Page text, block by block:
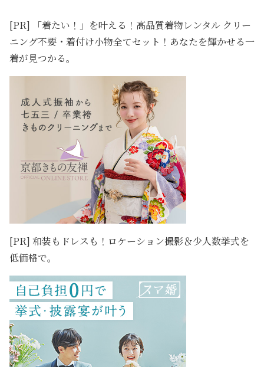
[PR] 「着たい！」を叶える！高品質着物レンタル クリー
ニング不要・着付け小物全てセット！あなたを輝かせる一
着が見つかる。
[PR] 和装もドレスも！ロケーション撮影＆少人数挙式を
低価格で。